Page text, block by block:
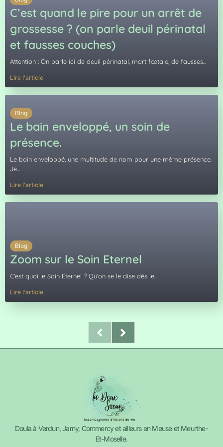
C’est quand le pire pour un arrêt de
grossesse ? (on parle deuil périnatal
et fausses couches)
Attention : On parle ici de deuil périnatal, mort fœtale, de fausses...
Lire l'article
Blog
Le bain enveloppé, un soin de
présence.
Le bain enveloppé, une multitude de nom pour une même présence.
Je...
Lire l'article
Blog
Zoom sur le Soin Eternel
C’est quoi le Soin Éternel ? Qu’on se le dise dès le...
Lire l'article
Doula à Verdun, Jarny, Commercy et ailleurs en Meuse et Meurthe-
Et-Moselle.